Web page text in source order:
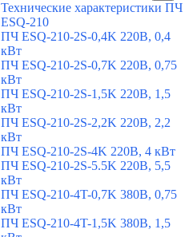
Технические характеристики ПЧ
ESQ-210
ПЧ ESQ-210-2S-0,4K 220В, 0,4
кВт
ПЧ ESQ-210-2S-0,7K 220В, 0,75
кВт
ПЧ ESQ-210-2S-1,5K 220В, 1,5
кВт
ПЧ ESQ-210-2S-2,2K 220В, 2,2
кВт
ПЧ ESQ-210-2S-4K 220В, 4 кВт
ПЧ ESQ-210-2S-5.5K 220В, 5,5
кВт
ПЧ ESQ-210-4T-0,7K 380В, 0,75
кВт
ПЧ ESQ-210-4T-1,5K 380В, 1,5